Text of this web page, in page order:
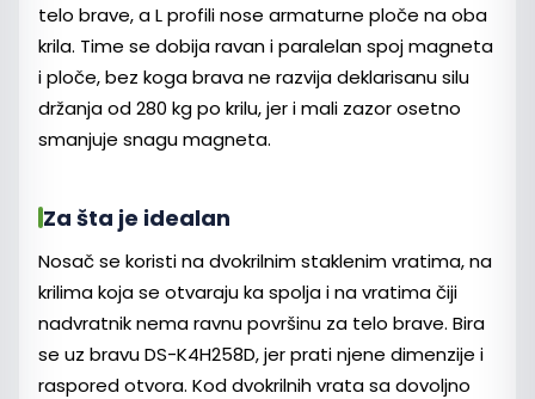
telo brave, a L profili nose armaturne ploče na oba
krila. Time se dobija ravan i paralelan spoj magneta
i ploče, bez koga brava ne razvija deklarisanu silu
držanja od 280 kg po krilu, jer i mali zazor osetno
smanjuje snagu magneta.
Za šta je idealan
Nosač se koristi na dvokrilnim staklenim vratima, na
krilima koja se otvaraju ka spolja i na vratima čiji
nadvratnik nema ravnu površinu za telo brave. Bira
se uz bravu DS-K4H258D, jer prati njene dimenzije i
raspored otvora. Kod dvokrilnih vrata sa dovoljno